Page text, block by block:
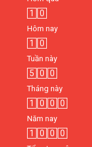
1 0
Hôm nay
1 0
Tuần này
5 0 0
Tháng này
1 0 0 0
Năm nay
1 0 0 0